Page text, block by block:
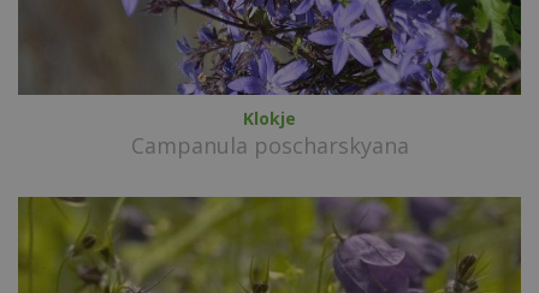
Klokje
Campanula poscharskyana